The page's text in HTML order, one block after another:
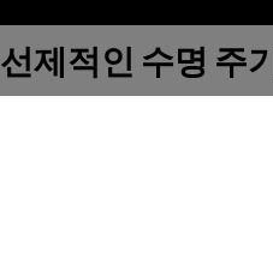
선제적인 수명 주